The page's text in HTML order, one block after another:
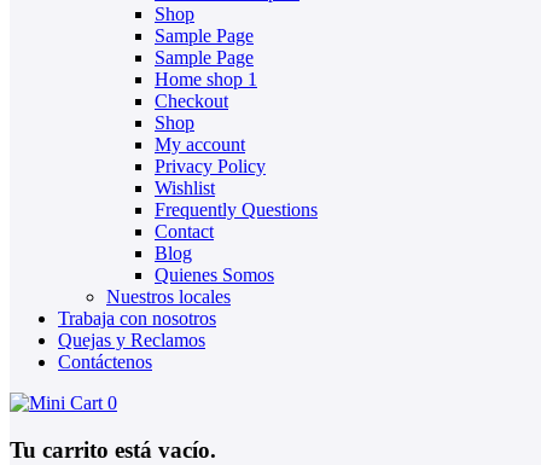
Shop
Sample Page
Sample Page
Home shop 1
Checkout
Shop
My account
Privacy Policy
Wishlist
Frequently Questions
Contact
Blog
Quienes Somos
Nuestros locales
Trabaja con nosotros
Quejas y Reclamos
Contáctenos
0
Tu carrito está vacío.